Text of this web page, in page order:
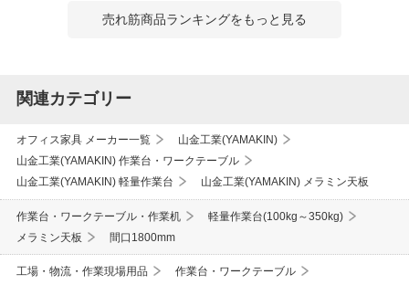
売れ筋商品ランキングをもっと見る
関連カテゴリー
オフィス家具 メーカー一覧
山金工業(YAMAKIN)
山金工業(YAMAKIN) 作業台・ワークテーブル
山金工業(YAMAKIN) 軽量作業台
山金工業(YAMAKIN) メラミン天板
作業台・ワークテーブル・作業机
軽量作業台(100kg～350kg)
メラミン天板
間口1800mm
工場・物流・作業現場用品
作業台・ワークテーブル